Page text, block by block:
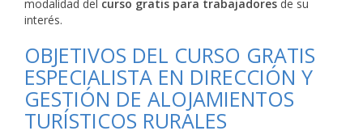
modalidad del curso gratis para trabajadores de su
interés.
OBJETIVOS DEL CURSO GRATIS
ESPECIALISTA EN DIRECCIÓN Y
GESTIÓN DE ALOJAMIENTOS
TURÍSTICOS RURALES